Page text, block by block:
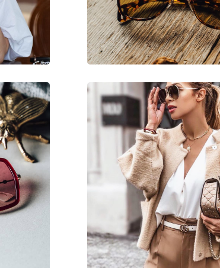
250 γρ
Ναι
Όχι
Ναι
Ναι
Γυναικεία
Γυαλιά Ηλίου Επώνυμες Μάρκες
Gucci
Μόδα